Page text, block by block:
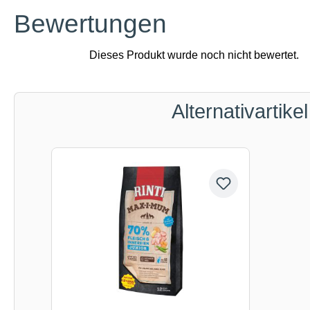
Bewertungen
Alternativartikel
Produktgalerie überspringen